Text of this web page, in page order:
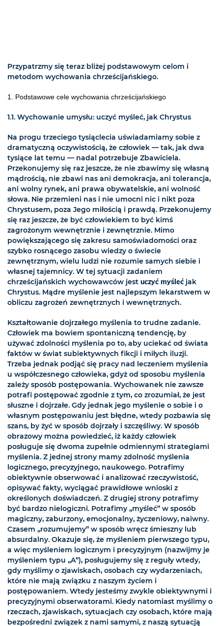
Przypatrzmy się teraz bliżej podstawowym celom i
metodom wychowania chrześcijańskiego.
1. Podstawowe cele wychowania chrześcijańskiego
1.1. Wychowanie umysłu: uczyć myśleć, jak Chrystus
Na progu trzeciego tysiąclecia uświadamiamy sobie z
dramatyczną oczywistością, że człowiek — tak, jak dwa
tysiące lat temu — nadal potrzebuje Zbawiciela.
Przekonujemy się raz jeszcze, że nie zbawimy się własną
mądrością, nie zbawi nas ani demokracja, ani tolerancja,
ani wolny rynek, ani prawa obywatelskie, ani wolność
słowa. Nie przemieni nas i nie umocni nic i nikt poza
Chrystusem, poza Jego miłością i prawdą. Przekonujemy
się raz jeszcze, że być człowiekiem to być kimś
zagrożonym wewnętrznie i zewnętrznie. Mimo
powiększającego się zakresu samoświadomości oraz
szybko rosnącego zasobu wiedzy o świecie
zewnętrznym, wielu ludzi nie rozumie samych siebie i
własnej tajemnicy. W tej sytuacji zadaniem
chrześcijańskich wychowawców jest uczyć myśleć jak
Chrystus. Mądre myślenie jest najlepszym lekarstwem w
obliczu zagrożeń zewnętrznych i wewnętrznych.
Kształtowanie dojrzałego myślenia to trudne zadanie.
Człowiek ma bowiem spontaniczną tendencję, by
używać zdolności myślenia po to, aby uciekać od świata
faktów w świat subiektywnych fikcji i miłych iluzji.
Trzeba jednak podjąć się pracy nad leczeniem myślenia
u współczesnego człowieka, gdyż od sposobu myślenia
zależy sposób postępowania. Wychowanek nie zawsze
potrafi postępować zgodnie z tym, co zrozumiał, że jest
słuszne i dojrzałe. Gdy jednak jego myślenie o sobie i o
własnym postępowaniu jest błędne, wtedy pozbawia się
szans, by żyć w sposób dojrzały i szczęśliwy. W sposób
obrazowy można powiedzieć, iż każdy człowiek
posługuje się dwoma zupełnie odmiennymi strategiami
myślenia. Z jednej strony mamy zdolność myślenia
logicznego, precyzyjnego, naukowego. Potrafimy
obiektywnie obserwować i analizować rzeczywistość,
opisywać fakty, wyciągać prawidłowe wnioski z
określonych doświadczeń. Z drugiej strony potrafimy
być bardzo nielogiczni. Potrafimy „myśleć” w sposób
magiczny, zaburzony, emocjonalny, życzeniowy, naiwny.
Czasem „rozumujemy” w sposób wręcz śmieszny lub
absurdalny. Okazuje się, że myśleniem pierwszego typu,
a więc myśleniem logicznym i precyzyjnym (nazwijmy je
myśleniem typu „A”), posługujemy się z reguły wtedy,
gdy myślimy o zjawiskach, osobach czy wydarzeniach,
które nie mają związku z naszym życiem i
postępowaniem. Wtedy jesteśmy zwykle obiektywnymi i
precyzyjnymi obserwatorami. Kiedy natomiast myślimy o
rzeczach, zjawiskach, sytuacjach czy osobach, które mają
bezpośredni związek z nami samymi, z naszą sytuacją